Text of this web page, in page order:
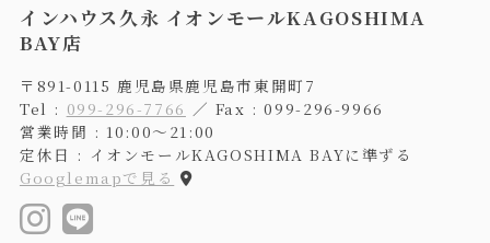
インハウス久永 イオンモールKAGOSHIMA
BAY店
〒891-0115 鹿児島県鹿児島市東開町7
Tel : 099-296-7766 ／ Fax : 099-296-9966
営業時間 : 10:00〜21:00
定休日 : イオンモールKAGOSHIMA BAYに準ずる
Googlemapで見る